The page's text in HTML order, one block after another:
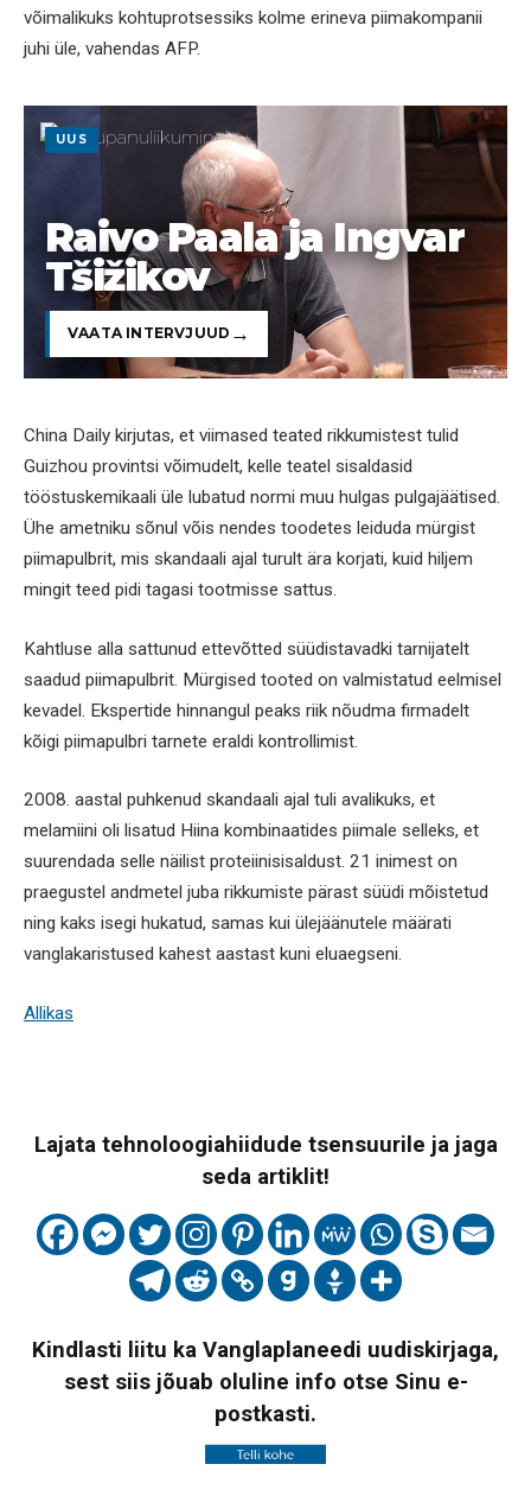
võimalikuks kohtuprotsessiks kolme erineva piimakompanii
juhi üle, vahendas AFP.
UUS
Raivo Paala ja Ingvar
Tšižikov
VAATA INTERVJUUD
China Daily kirjutas, et viimased teated rikkumistest tulid
Guizhou provintsi võimudelt, kelle teatel sisaldasid
tööstuskemikaali üle lubatud normi muu hulgas pulgajäätised.
Ühe ametniku sõnul võis nendes toodetes leiduda mürgist
piimapulbrit, mis skandaali ajal turult ära korjati, kuid hiljem
mingit teed pidi tagasi tootmisse sattus.
Kahtluse alla sattunud ettevõtted süüdistavadki tarnijatelt
saadud piimapulbrit. Mürgised tooted on valmistatud eelmisel
kevadel. Ekspertide hinnangul peaks riik nõudma firmadelt
kõigi piimapulbri tarnete eraldi kontrollimist.
2008. aastal puhkenud skandaali ajal tuli avalikuks, et
melamiini oli lisatud Hiina kombinaatides piimale selleks, et
suurendada selle näilist proteiinisisaldust. 21 inimest on
praegustel andmetel juba rikkumiste pärast süüdi mõistetud
ning kaks isegi hukatud, samas kui ülejäänutele määrati
vanglakaristused kahest aastast kuni eluaegseni.
Allikas
Lajata tehnoloogiahiidude tsensuurile ja jaga
seda artiklit!
Kindlasti liitu ka Vanglaplaneedi uudiskirjaga,
sest siis jõuab oluline info otse Sinu e-
postkasti.